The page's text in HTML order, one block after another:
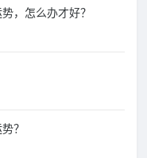
，怎么办才好？
？